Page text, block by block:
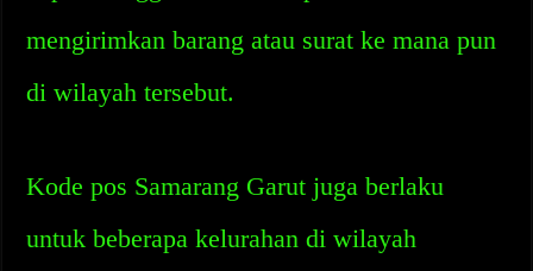
mengirimkan barang atau surat ke mana pun
di wilayah tersebut.
Kode pos Samarang Garut juga berlaku
untuk beberapa kelurahan di wilayah